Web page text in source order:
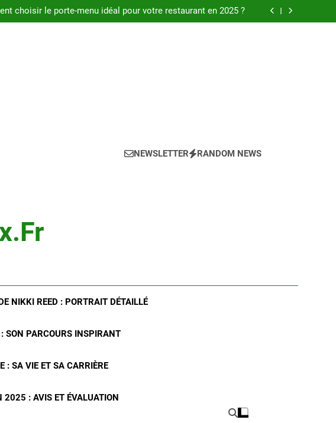
choisir le porte-menu idéal pour votre restaurant en 2025 ?
Conseils pour l’achat d’un bien LMNP d’occasion
NEWSLETTER RANDOM NEWS
NIKKI REED : PORTRAIT DÉTAILLÉ
SON PARCOURS INSPIRANT
: SA VIE ET SA CARRIÈRE
2025 : AVIS ET ÉVALUATION